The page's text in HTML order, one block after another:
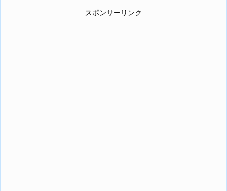
スポンサーリンク